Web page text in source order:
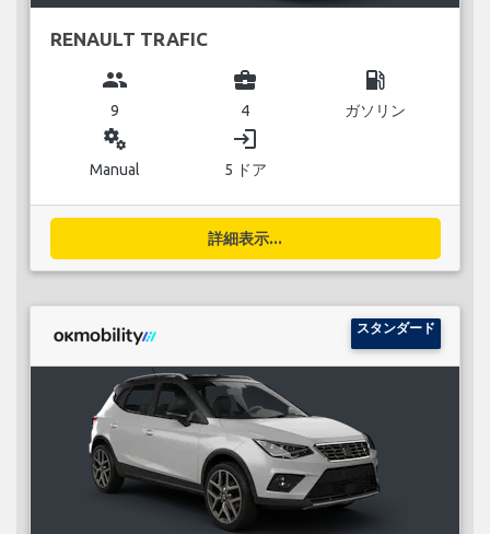
RENAULT TRAFIC
group
9
business_center
4
local_gas_station
ガソリン
miscellaneous_services
Manual
login
5 ドア
詳細表示...
スタンダード